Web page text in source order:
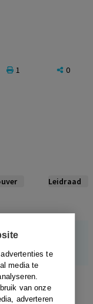
te
media te
van onze
adverteren
1 0
Leidraad
en de